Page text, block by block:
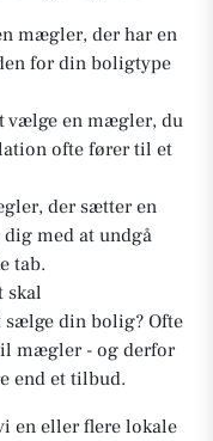
mægler, der har en
for din boligtype
vælge en mægler, du
ofte fører til et
der sætter en
med at undgå
tab.
skal
din bolig? Ofte
mægler - og derfor
end et tilbud.
en eller flere lokale